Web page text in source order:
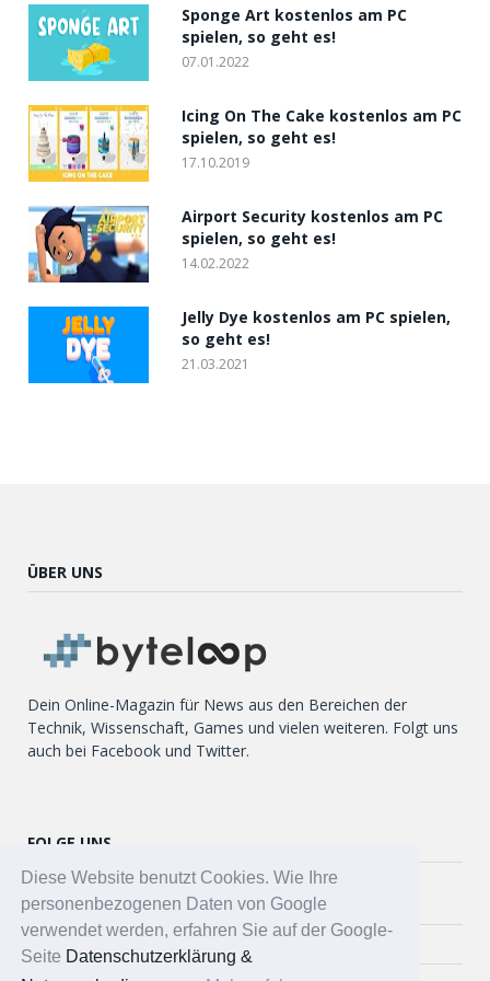
Diese Website benutzt Cookies. Wie Ihre
personenbezogenen Daten von Google
verwendet werden, erfahren Sie auf der Google-
Seite Datenschutzerklärung &
Sponge Art kostenlos am PC
spielen, so geht es!
07.01.2022
Icing On The Cake kostenlos am PC
spielen, so geht es!
17.10.2019
Airport Security kostenlos am PC
spielen, so geht es!
14.02.2022
Jelly Dye kostenlos am PC spielen,
so geht es!
21.03.2021
ÜBER UNS
Dein Online-Magazin für News aus den Bereichen der
Technik, Wissenschaft, Games und vielen weiteren. Folgt uns
auch bei Facebook und Twitter.
FOLGE UNS
Twitter
Facebook